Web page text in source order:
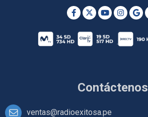
Contáctenos
ventas@radioexitosa.pe